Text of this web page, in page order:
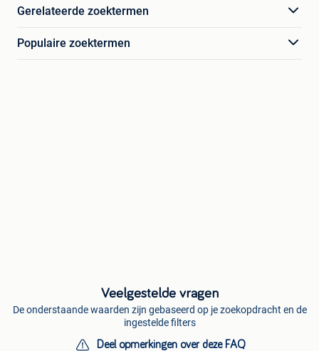
Gerelateerde zoektermen
Populaire zoektermen
Veelgestelde vragen
De onderstaande waarden zijn gebaseerd op je zoekopdracht en de
ingestelde filters
Deel opmerkingen over deze FAQ